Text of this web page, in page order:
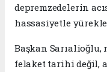
depremzedelerin
hassasiyetle
Başkan Sarıalioğlu,
felaket tarihi değil,